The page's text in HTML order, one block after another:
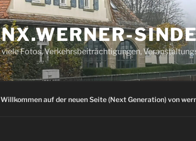
NX.WERNER-
viele Fotos, Verkehrsbeiträchtigungen,
Willkommen auf der neuen Seite (Next Generation) von